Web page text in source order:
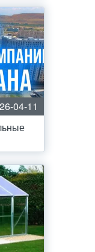
04-11